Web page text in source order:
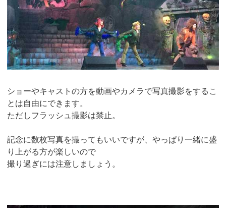
ショーやキャストの方を動画やカメラで写真撮影をするこ
とは自由にできます。
ただしフラッシュ撮影は禁止。
記念に数枚写真を撮ってもいいですが、やっぱり一緒に盛
り上がる方が楽しいので
撮り過ぎには注意しましょう。